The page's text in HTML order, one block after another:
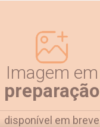
Imagem em
preparação
disponível em breve